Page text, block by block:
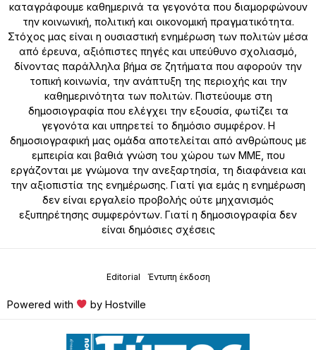
καταγράφουμε καθημερινά τα γεγονότα που διαμορφώνουν
την κοινωνική, πολιτική και οικονομική πραγματικότητα.
Στόχος μας είναι η ουσιαστική ενημέρωση των πολιτών μέσα
από έρευνα, αξιόπιστες πηγές και υπεύθυνο σχολιασμό,
δίνοντας παράλληλα βήμα σε ζητήματα που αφορούν την
τοπική κοινωνία, την ανάπτυξη της περιοχής και την
καθημερινότητα των πολιτών. Πιστεύουμε στη
δημοσιογραφία που ελέγχει την εξουσία, φωτίζει τα
γεγονότα και υπηρετεί το δημόσιο συμφέρον. Η
δημοσιογραφική μας ομάδα αποτελείται από ανθρώπους με
εμπειρία και βαθιά γνώση του χώρου των ΜΜΕ, που
εργάζονται με γνώμονα την ανεξαρτησία, τη διαφάνεια και
την αξιοπιστία της ενημέρωσης. Γιατί για εμάς η ενημέρωση
δεν είναι εργαλείο προβολής ούτε μηχανισμός
εξυπηρέτησης συμφερόντων. Γιατί η δημοσιογραφία δεν
είναι δημόσιες σχέσεις
Editorial Έντυπη έκδοση
Powered with by Hostville